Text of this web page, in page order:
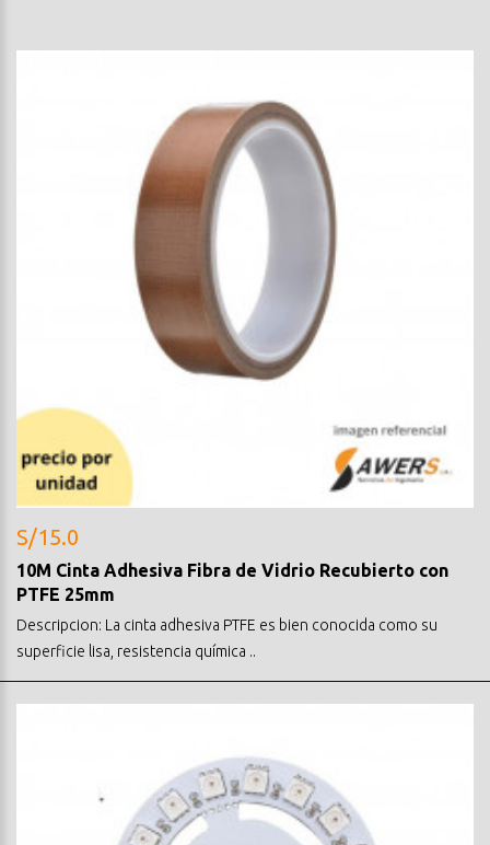
S/15.0
10M Cinta Adhesiva Fibra de Vidrio Recubierto con
PTFE 25mm
Descripcion: La cinta adhesiva PTFE es bien conocida como su
superficie lisa, resistencia química ..